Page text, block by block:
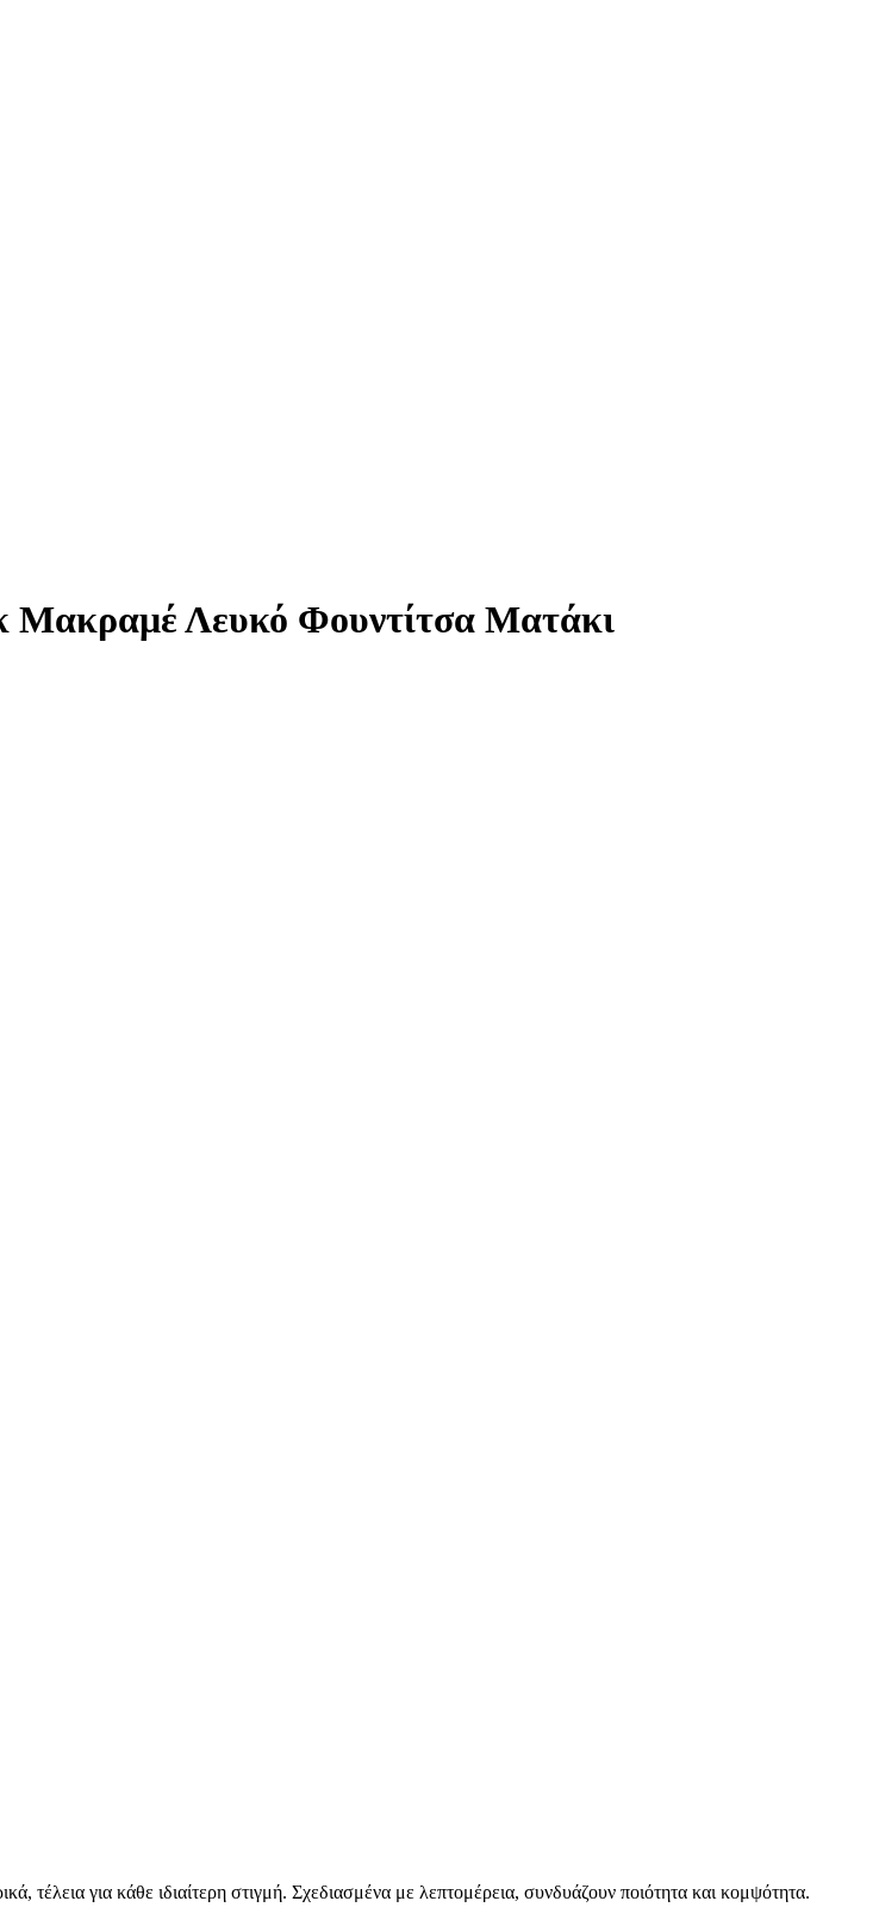
Λευκό Φουντίτσα Ματάκι
για κάθε ιδιαίτερη στιγμή. Σχεδιασμένα με λεπτομέρεια, συνδυάζουν ποιότητα και κομψότητα.